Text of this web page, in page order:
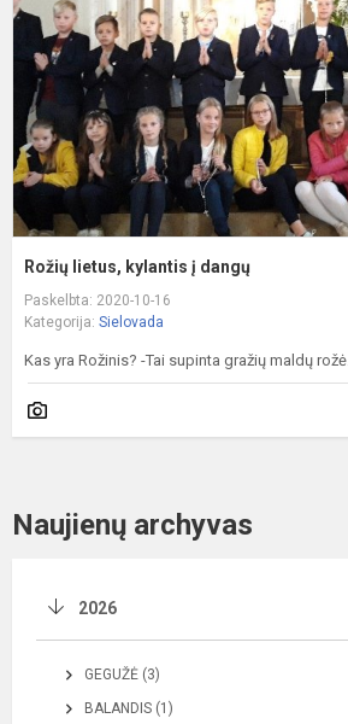
Rožių lietus, kylantis į dangų
Paskelbta: 2020-10-16
Kategorija: Sielovada
Kas yra Rožinis? -Tai supinta gražių maldų rožė.
Naujienų archyvas
2026
GEGUŽĖ (3)
BALANDIS (1)